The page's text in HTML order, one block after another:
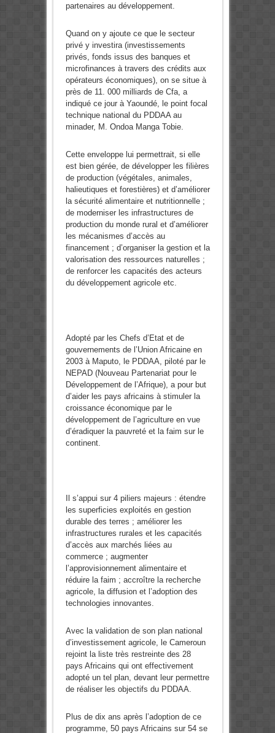
partenaires au développement.
Quand on y ajoute ce que le secteur
privé y investira (investissements
privés, fonds issus des banques et
microfinances à travers des crédits aux
opérateurs économiques), on se situe à
près de 11. 000 milliards de Cfa, a
indiqué ce jour à Yaoundé, le point focal
technique national du PDDAA au
minader, M. Ondoa Manga Tobie.
Cette enveloppe lui permettrait, si elle
est bien gérée, de développer les filières
de production (végétales, animales,
halieutiques et forestières) et d’améliorer
la sécurité alimentaire et nutritionnelle ;
de moderniser les infrastructures de
production du monde rural et d’améliorer
les mécanismes d’accès au
financement ; d’organiser la gestion et la
valorisation des ressources naturelles ;
de renforcer les capacités des acteurs
du développement agricole etc.
Adopté par les Chefs d’Etat et de
gouvernements de l’Union Africaine en
2003 à Maputo, le PDDAA, piloté par le
NEPAD (Nouveau Partenariat pour le
Développement de l’Afrique), a pour but
d’aider les pays africains à stimuler la
croissance économique par le
développement de l’agriculture en vue
d’éradiquer la pauvreté et la faim sur le
continent.
Il s’appui sur 4 piliers majeurs : étendre
les superficies exploités en gestion
durable des terres ; améliorer les
infrastructures rurales et les capacités
d’accès aux marchés liées au
commerce ; augmenter
l’approvisionnement alimentaire et
réduire la faim ; accroître la recherche
agricole, la diffusion et l’adoption des
technologies innovantes.
Avec la validation de son plan national
d’investissement agricole, le Cameroun
rejoint la liste très restreinte des 28
pays Africains qui ont effectivement
adopté un tel plan, devant leur permettre
de réaliser les objectifs du PDDAA.
Plus de dix ans après l’adoption de ce
programme, 50 pays Africains sur 54 se